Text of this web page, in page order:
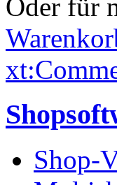
Oder für
Shop-